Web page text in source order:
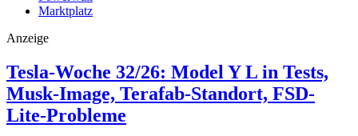
Marktplatz
Anzeige
Tesla-Woche 32/26: Model Y L in Tests,
Musk-Image, Terafab-Standort, FSD-
Lite-Probleme